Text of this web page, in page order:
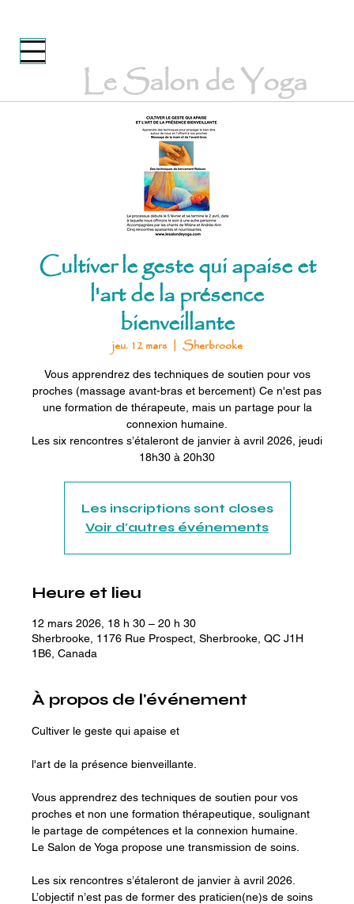
Le Salon de Yoga
Cultiver le geste qui apaise et
l'art de la présence
bienveillante
jeu. 12 mars
  |
Sherbrooke
Vous apprendrez des techniques de soutien pour vos
proches (massage avant-bras et bercement) Ce n'est pas
une formation de thérapeute, mais un partage pour la
connexion humaine.
Les six rencontres s’étaleront de janvier à avril 2026, jeudi
18h30 à 20h30
Les inscriptions sont closes
Voir d'autres événements
Heure et lieu
12 mars 2026, 18 h 30 – 20 h 30
Sherbrooke, 1176 Rue Prospect, Sherbrooke, QC J1H
1B6, Canada
À propos de l'événement
Cultiver le geste qui apaise et
l'art de la présence bienveillante.
Vous apprendrez des techniques de soutien pour vos
proches et non une formation thérapeutique, soulignant
le partage de compétences et la connexion humaine.
Le Salon de Yoga propose une transmission de soins.
Les six rencontres s’étaleront de janvier à avril 2026.
L’objectif n’est pas de former des praticien(ne)s de soins